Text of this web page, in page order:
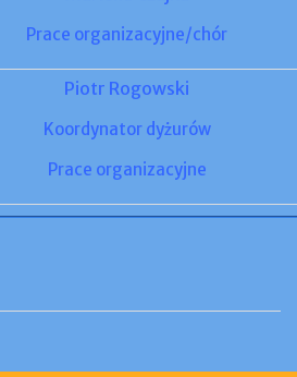
Prace organizacyjne/chór
Piotr Rogowski
Koordynator dyżurów
Prace organizacyjne